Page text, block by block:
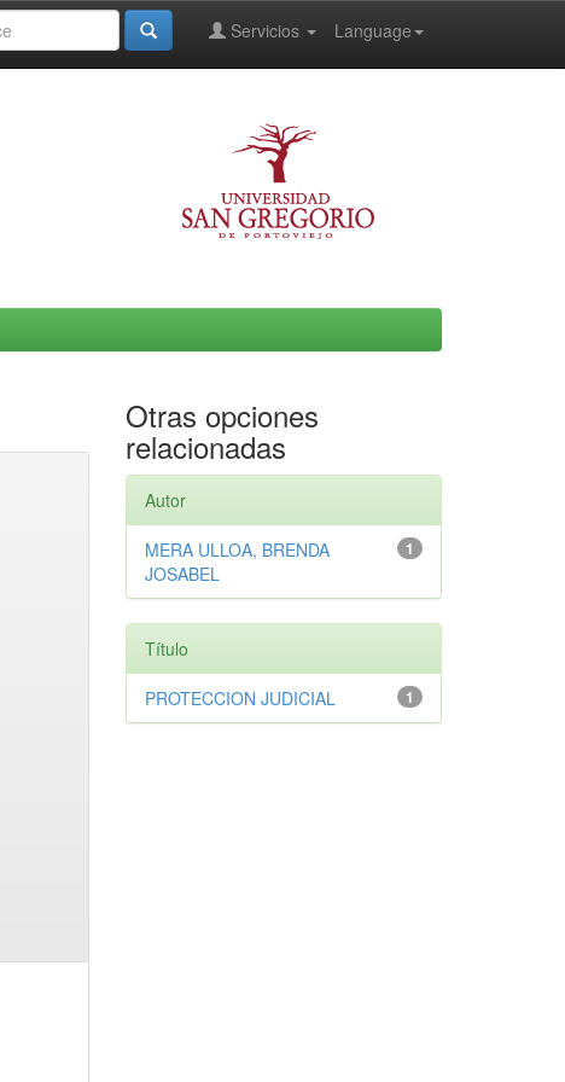
Language
Servicios
Otras opciones
relacionadas
Autor
1
MERA ULLOA, BRENDA
JOSABEL
Título
1
PROTECCION JUDICIAL